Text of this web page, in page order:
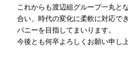
これからも渡辺組グループ一丸と
合い、時代の変化に柔軟に対応で
パニーを目指してまいります。
今後とも何卒よろしくお願い申し上